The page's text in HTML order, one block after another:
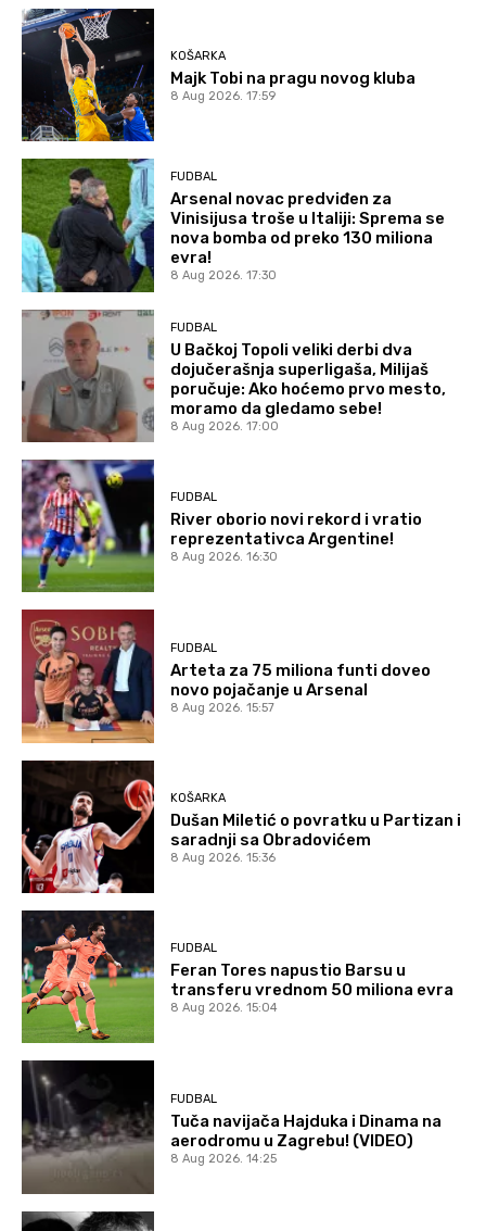
KOŠARKA
Majk Tobi na pragu novog kluba
8 Aug 2026. 17:59
FUDBAL
Arsenal novac predviđen za
Vinisijusa troše u Italiji: Sprema se
nova bomba od preko 130 miliona
evra!
8 Aug 2026. 17:30
FUDBAL
U Bačkoj Topoli veliki derbi dva
dojučerašnja superligaša, Milijaš
poručuje: Ako hoćemo prvo mesto,
moramo da gledamo sebe!
8 Aug 2026. 17:00
FUDBAL
River oborio novi rekord i vratio
reprezentativca Argentine!
8 Aug 2026. 16:30
FUDBAL
Arteta za 75 miliona funti doveo
novo pojačanje u Arsenal
8 Aug 2026. 15:57
KOŠARKA
Dušan Miletić o povratku u Partizan i
saradnji sa Obradovićem
8 Aug 2026. 15:36
FUDBAL
Feran Tores napustio Barsu u
transferu vrednom 50 miliona evra
8 Aug 2026. 15:04
FUDBAL
Tuča navijača Hajduka i Dinama na
aerodromu u Zagrebu! (VIDEO)
8 Aug 2026. 14:25